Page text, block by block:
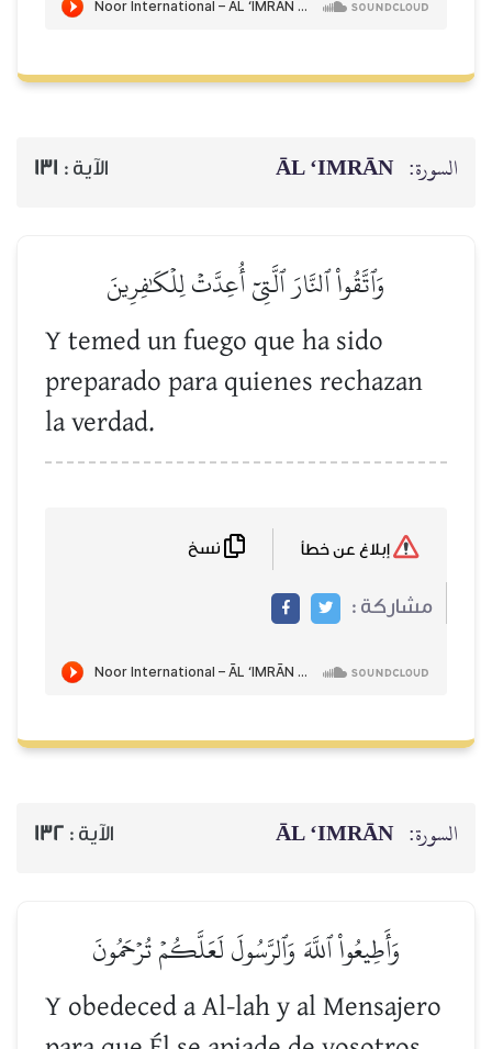
السورة: ĀL ‘IMRĀN الآية : 131
وَٱتَّقُواْ ٱلنَّارَ ٱلَّتِيٓ أُعِدَّتۡ لِلۡكَٰفِرِينَ
Y temed un fuego que ha sido
preparado para quienes rechazan
la verdad.
مشاركة :
السورة: ĀL ‘IMRĀN الآية : 132
وَأَطِيعُواْ ٱللَّهَ وَٱلرَّسُولَ لَعَلَّكُمۡ تُرۡحَمُونَ
Y obedeced a Al-lah y al Mensajero